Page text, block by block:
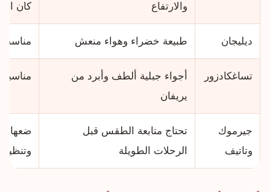
والارتفاع
كان
ديليجان طبيعة خضراء وهواء منعش مناسب
تساغكادزور
أجواء جبلية ألطف وأبرد من
يريفان
جيرموك
وتاتيف
تحتاج متابعة الطقس قبل
الرحلات الطويلة
ضعها